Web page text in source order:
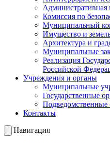
Административная
Комиссия по
Муниципальный
Имущество и
Архитектура и
Муниципальные
Реализация
Российской
Учреждения и органы
Муниципальные
Государственные
Подведомственные
Контакты
Навигация